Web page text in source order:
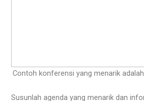
Contoh konferensi yang menarik
Susunlah agenda yang menarik dan